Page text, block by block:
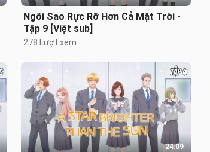
Ngôi Sao Rực Rỡ Hơn Cả Mặt Trời -
Tập 9 [Việt sub]
278 Lượt xem
24:09